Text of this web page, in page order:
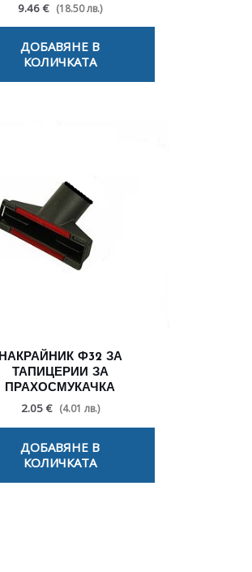
9.46 € (18.50 лв.)
ДОБАВЯНЕ В
КОЛИЧКАТА
НАКРАЙНИК Ф32 ЗА
ТАПИЦЕРИИ ЗА
ПРАХОСМУКАЧКА
2.05 € (4.01 лв.)
ДОБАВЯНЕ В
КОЛИЧКАТА